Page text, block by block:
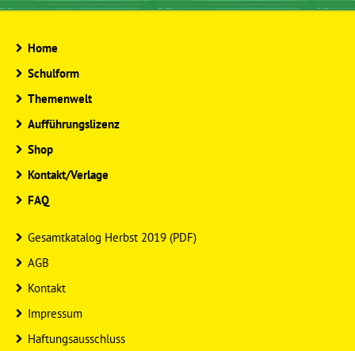
Home
Schulform
Themenwelt
Aufführungslizenz
Shop
Kontakt/Verlage
FAQ
Gesamtkatalog Herbst 2019 (PDF)
AGB
Kontakt
Impressum
Haftungsausschluss